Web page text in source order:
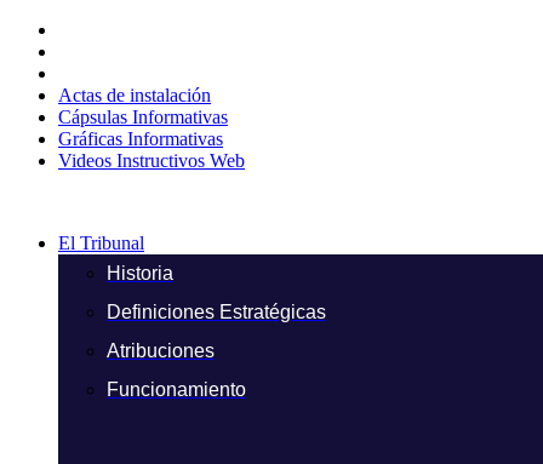
contenido
Actas de instalación
Cápsulas Informativas
Gráficas Informativas
Videos Instructivos Web
El Tribunal
Historia
Definiciones Estratégicas
Atribuciones
Funcionamiento